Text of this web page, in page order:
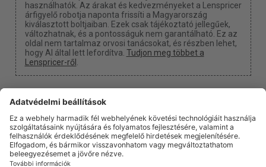
használhatók. Az árakat és kedvezményeket a Lenspricer
árfigyelő robotja naponta frissíti a Magyarország
kiválasztott boltjaiban. Ezek csak tájékoztató jellegűek,
változhatnak, és a pontosságuk nem garantálható. Ez az
oldal nem tartalmaz orvosi tanácsokat, és részben lehet,
hogy AI által lett lefordítva. Tudjon meg többet a
Lenspricer-ről .
Süti beállítások
Kapunk egy jutalékot, ha a linkjeinken keresztül vásárol